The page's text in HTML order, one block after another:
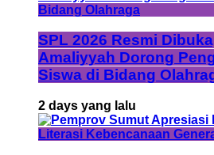
SPL 2026 Resmi
Amaliyyah Dorong
Siswa di Bidang
2 days yang lalu